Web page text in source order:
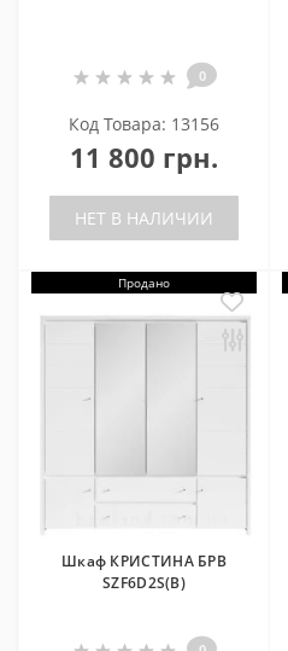
0
Код Товара: 13156
11 800 грн.
НЕТ В НАЛИЧИИ
Продано
Шкаф КРИСТИНА БРВ
SZF6D2S(B)